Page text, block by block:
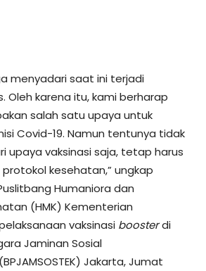
menyadari saat ini terjadi
Oleh karena itu, kami berharap
salah satu upaya untuk
Covid-19. Namun tentunya tidak
upaya vaksinasi saja, tetap harus
kesehatan,” ungkap
Humaniora dan
(HMK) Kementerian
vaksinasi boosterdi
Jaminan Sosial
Jakarta, Jumat